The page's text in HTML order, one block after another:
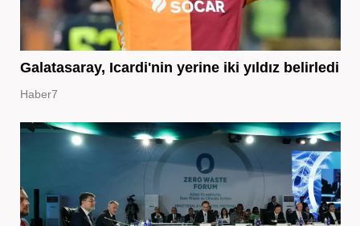
Galatasaray, Icardi'nin yerine iki yıldız belirledi
Haber7